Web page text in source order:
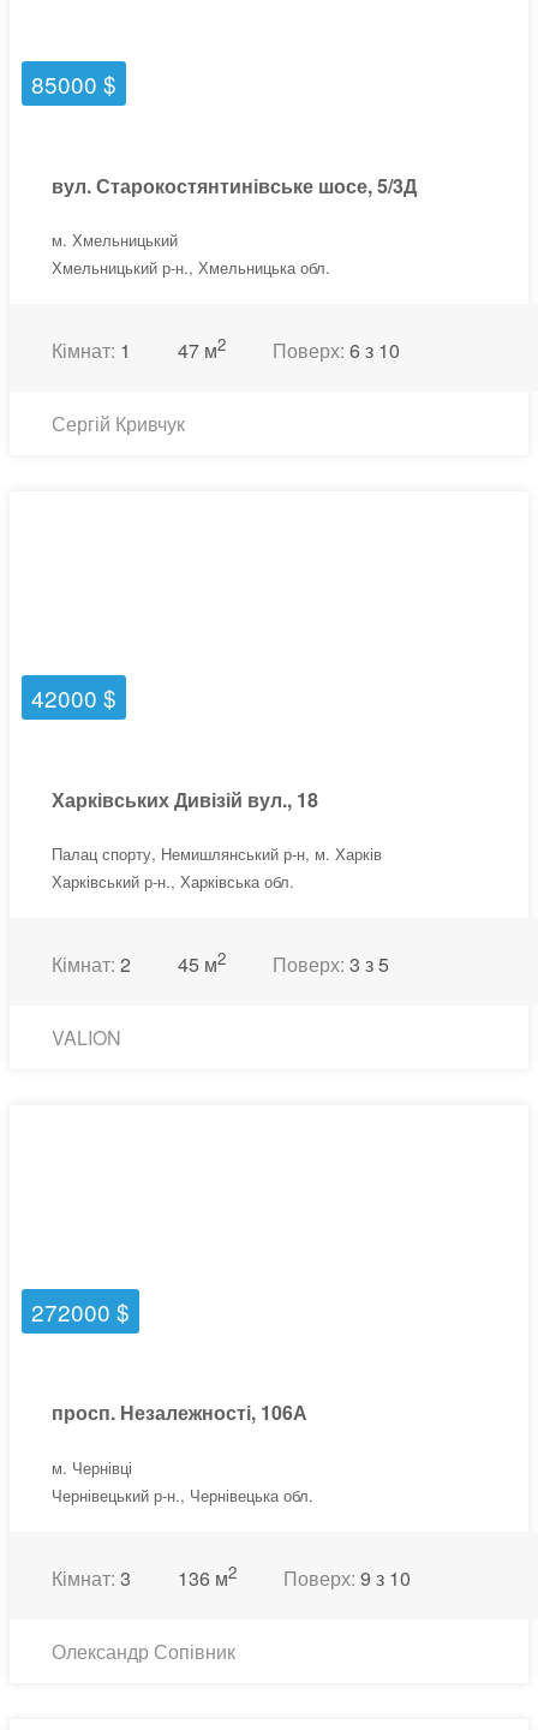
85000 $
вул. Старокостянтинівське шосе, 5/3Д
м. Хмельницький
Хмельницький р-н., Хмельницька обл.
Кімнат: 1 47 м2 Поверх: 6 з 10
Сергій Кривчук
42000 $
Харківських Дивізій вул., 18
Палац спорту, Немишлянський р-н, м. Харків
Харківський р-н., Харківська обл.
Кімнат: 2 45 м2 Поверх: 3 з 5
VALION
272000 $
просп. Незалежності, 106А
м. Чернівці
Чернівецький р-н., Чернівецька обл.
Кімнат: 3 136 м2 Поверх: 9 з 10
Олександр Сопівник